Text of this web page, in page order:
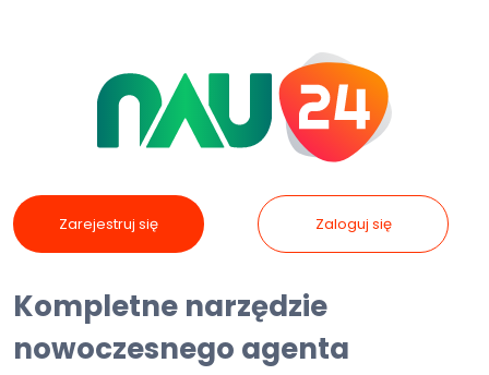
Zarejestruj się Zaloguj się
Kompletne narzędzie
nowoczesnego agenta